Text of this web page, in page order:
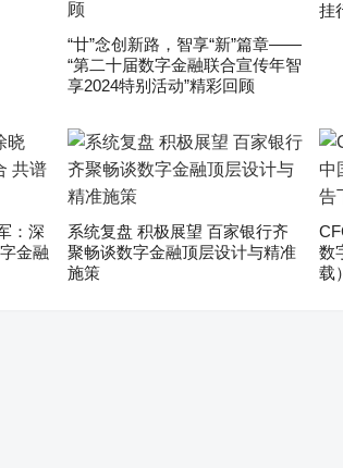
“廿”念创新路，智享“新”篇章——
“第二十届数字金融联合宣传年智
享2024特别活动”精彩回顾
挂
：深
金融
系统复盘 积极展望 百家银行齐
聚畅谈数字金融顶层设计与精准
施策
数
载）